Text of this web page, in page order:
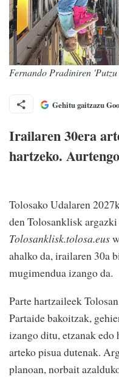
Fernando Pradiniren
Gehitu gaitzazu
Irailaren 30era
hartzeko.
Tolosako Udalaren
den Tolosanklisk
Tolosanklisk.tolosa.eus
ahalko da, irailaren 30a
mugimendua izango da.
Parte hartzaileek
Partaide bakoitzak,
izango ditu, etzanak
arteko pisua dutenak.
planoan, norbait